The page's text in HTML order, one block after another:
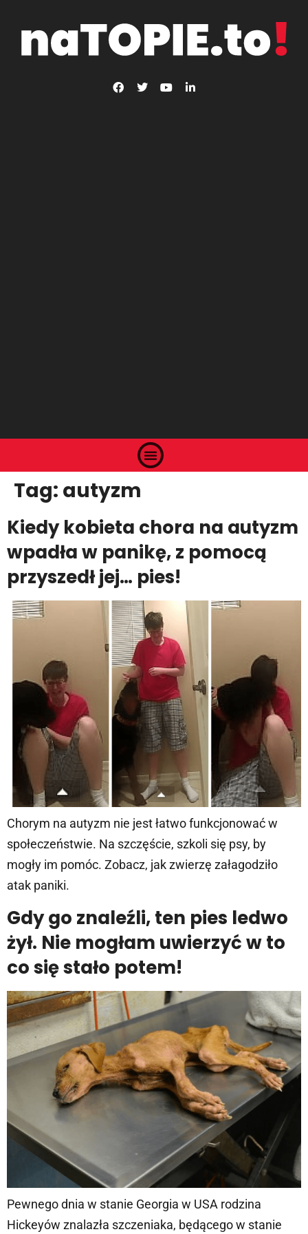
Tag: autyzm
Kiedy kobieta chora na autyzm
wpadła w panikę, z pomocą
przyszedł jej… pies!
Chorym na autyzm nie jest łatwo funkcjonować w
społeczeństwie. Na szczęście, szkoli się psy, by
mogły im pomóc. Zobacz, jak zwierzę załagodziło
atak paniki.
Gdy go znaleźli, ten pies ledwo
żył. Nie mogłam uwierzyć w to
co się stało potem!
Pewnego dnia w stanie Georgia w USA rodzina
Hickeyów znalazła szczeniaka, będącego w stanie